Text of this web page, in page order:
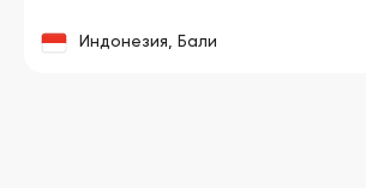
Индонезия, Бали